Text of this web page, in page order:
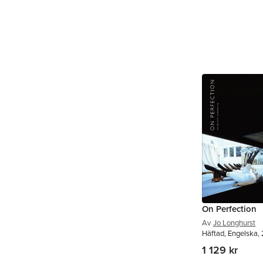
On Perfection
Av Jo Longhurst
Häftad, Engelska,
1 129 kr